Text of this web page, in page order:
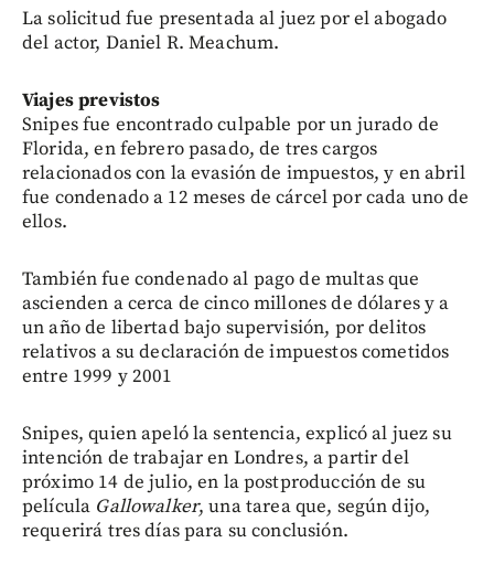
La solicitud fue presentada al juez por el abogado
del actor, Daniel R. Meachum.
Viajes previstos
Snipes fue encontrado culpable por un jurado de
Florida, en febrero pasado, de tres cargos
relacionados con la evasión de impuestos, y en abril
fue condenado a 12 meses de cárcel por cada uno de
ellos.
También fue condenado al pago de multas que
ascienden a cerca de cinco millones de dólares y a
un año de libertad bajo supervisión, por delitos
relativos a su declaración de impuestos cometidos
entre 1999 y 2001
Snipes, quien apeló la sentencia, explicó al juez su
intención de trabajar en Londres, a partir del
próximo 14 de julio, en la postproducción de su
película Gallowalker, una tarea que, según dijo,
requerirá tres días para su conclusión.